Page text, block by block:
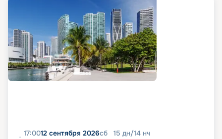
17:0012 сентября 2026сб 15 дн/14 нч